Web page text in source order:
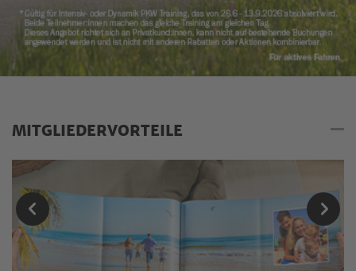
MITGLIEDERVORTEILE
Mitgliedervorteile